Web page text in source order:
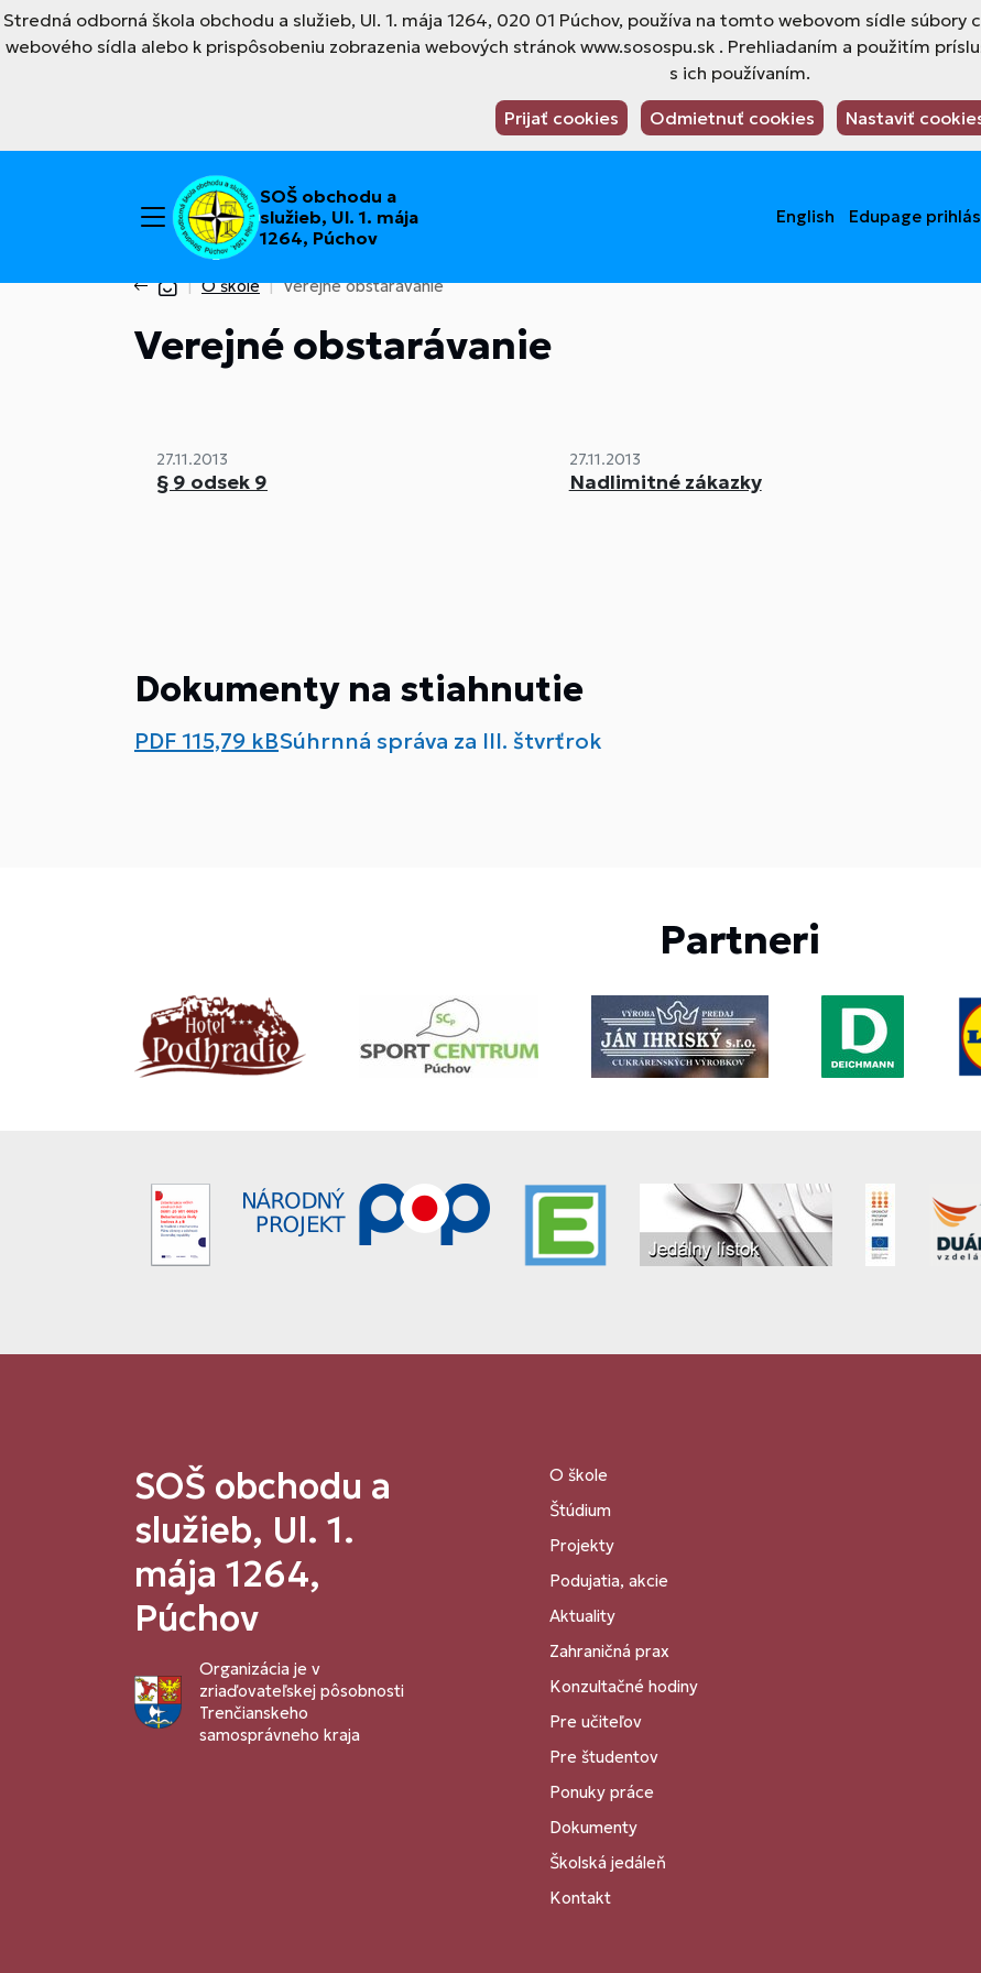
Stredná odborná škola obchodu a služieb, Ul. 1. mája 1264, 020 01 Púchov, používa na tomto webovom sídle
webového sídla alebo k prispôsobeniu zobrazenia webových stránok www.sosospu.sk . Prehliadaním a použitím
s ich používaním.
Prijať cookies Odmietnuť cookies Nastaviť
SOŠ obchodu a
služieb, Ul. 1. mája
1264, Púchov
English Edupage
O škole Verejné obstarávanie
Verejné obstarávanie
27.11.2013
§ 9 odsek 9
27.11.2013
Nadlimitné zákazky
Dokumenty na stiahnutie
PDF 115,79 kBSúhrnná správa za III. štvrťrok
Partneri
SOŠ obchodu a
služieb, Ul. 1.
mája 1264,
Púchov
Organizácia je v
zriaďovateľskej pôsobnosti
Trenčianskeho
samosprávneho kraja
O škole
Štúdium
Projekty
Podujatia, akcie
Aktuality
Zahraničná prax
Konzultačné hodiny
Pre učiteľov
Pre študentov
Ponuky práce
Dokumenty
Školská jedáleň
Kontakt